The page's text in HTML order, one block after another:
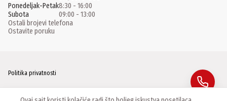
Ponedeljak-Petak8:30 - 16:00
Subota
09:00 - 13:00
Ostali brojevi telefona
Ostavite poruku
Politika privatnosti